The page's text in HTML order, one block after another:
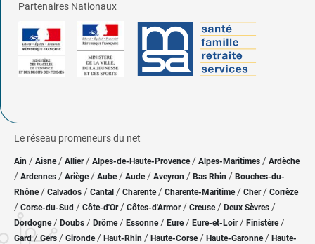
Partenaires Nationaux
Le réseau promeneurs du net
Ain / Aisne/ Allier/ Alpes-de-Haute-Provence / Alpes-Maritimes / Ardèche
/ Ardennes / Ariège/ Aube/ Aude / Aveyron / Bas Rhin / Bouches-du-
Rhône/ Calvados / Cantal / Charente / Charente-Maritime/ Cher / Corrèze
/ Corse-du-Sud / Côte-d'Or / Côtes-d'Armor/ Creuse/ Deux Sèvres /
Dordogne/ Doubs / Drôme/ Essonne / Eure/ Eure-et-Loir / Finistère/
Gard/ Gers / Gironde/ Haut-Rhin / Haute-Corse/ Haute-Garonne/ Haute-